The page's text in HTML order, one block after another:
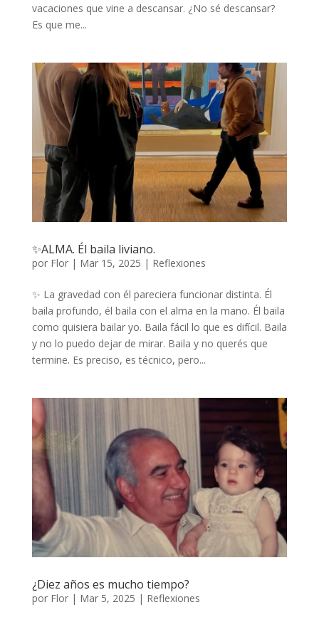
vacaciones que vine a descansar. ¿No sé descansar?
Es que me...
✨ALMA. Él baila liviano.
por Flor| Mar 15, 2025 | Reflexiones
✨ La gravedad con él pareciera funcionar distinta. Él
baila profundo, él baila con el alma en la mano. Él baila
como quisiera bailar yo. Baila fácil lo que es difícil. Baila
y no lo puedo dejar de mirar. Baila y no querés que
termine. Es preciso, es técnico, pero...
¿Diez años es mucho tiempo?
por Flor| Mar 5, 2025 | Reflexiones